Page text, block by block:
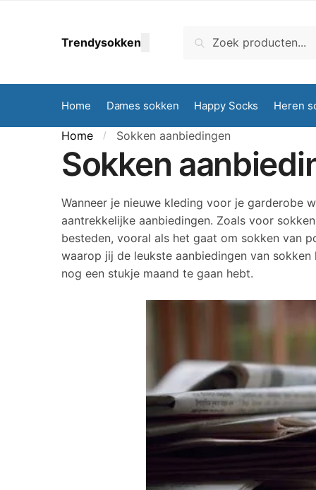
Trendysokken
Zoeken
Home Dames sokken Happy Socks Heren
Home / Sokken aanbiedingen
Sokken
Wanneer je nieuwe kleding voor je garderobe
aantrekkelijke aanbiedingen. Zoals voor
besteden, vooral als het gaat om sokken van
waarop jij de leukste aanbiedingen van
nog een stukje maand te gaan hebt.